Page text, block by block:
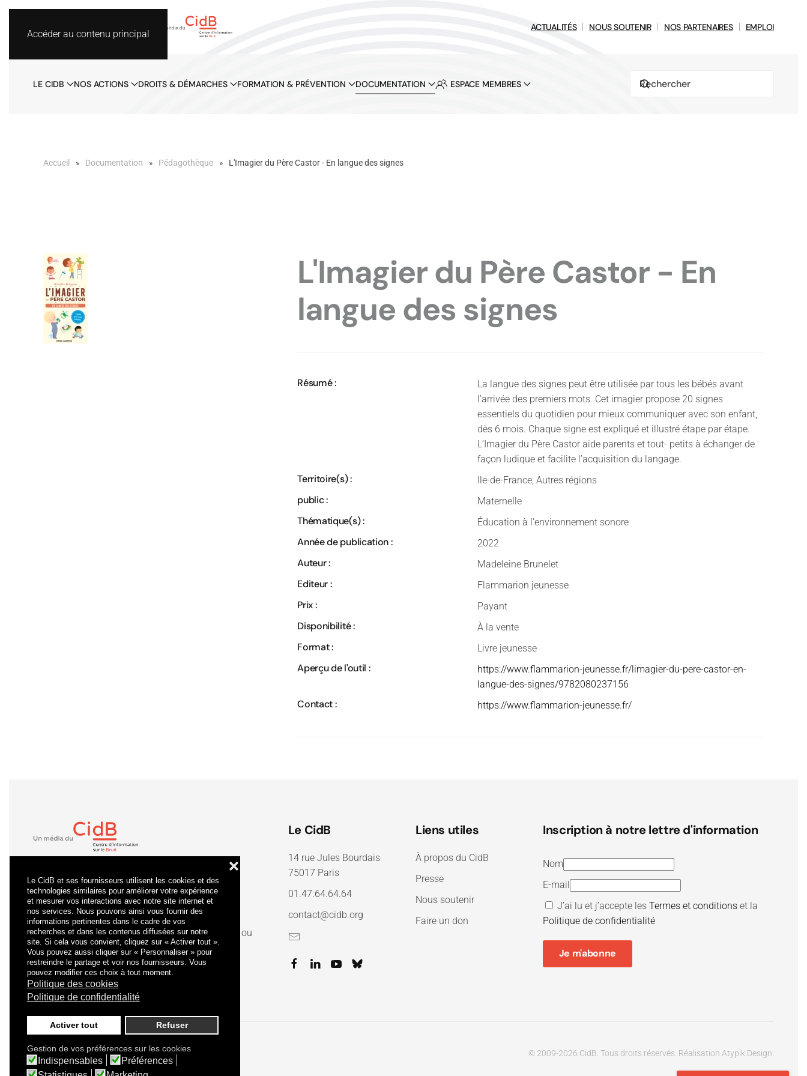
Le CidB et ses fournisseurs utilisent les cookies et des
technologies similaires pour améliorer votre expérience
et mesurer vos interactions avec notre site internet et
nos services. Nous pouvons ainsi vous fournir des
informations pertinentes dans le cadre de vos
recherches et dans les contenus diffusées sur notre
site. Si cela vous convient, cliquez sur « Activer tout ».
Vous pouvez aussi cliquer sur « Personnaliser » pour
restreindre le partage et voir nos fournisseurs. Vous
pouvez modifier ces choix à tout moment.
Politique des cookies
Politique de confidentialité
Activer tout Refuser
❌
Gestion de vos préférences sur les cookies
Indispensables
Préférences
Accéder au contenu principal
ACTUALITÉS NOUS SOUTENIR NOS PARTENAIRES EMPLOI
LE CIDB NOS ACTIONS DROITS & DÉMARCHES FORMATION & PRÉVENTION DOCUMENTATION ESPACE MEMBRES
Accueil Documentation Pédagothèque L'Imagier du Père Castor - En langue des signes
L'Imagier du Père Castor - En
langue des signes
Résumé :
La langue des signes peut être utilisée par tous les bébés avant
l’arrivée des premiers mots. Cet imagier propose 20 signes
essentiels du quotidien pour mieux communiquer avec son enfant,
dès 6 mois. Chaque signe est expliqué et illustré étape par étape.
L’Imagier du Père Castor aide parents et tout- petits à échanger de
façon ludique et facilite l’acquisition du langage.
Territoire(s) : Ile-de-France, Autres régions
public : Maternelle
Thématique(s) : Éducation à l'environnement sonore
Année de publication : 2022
Auteur : Madeleine Brunelet
Editeur : Flammarion jeunesse
Prix : Payant
Disponibilité : À la vente
Format : Livre jeunesse
Aperçu de l'outil :
https://www.flammarion-jeunesse.fr/limagier-du-pere-castor-en-
langue-des-signes/9782080237156
Contact : https://www.flammarion-jeunesse.fr/
Lacertification qualité a été délivrée au titre de la ou
des catégories d'actions suivantes : actions de
formation.
Le CidB
14 rue Jules Bourdais
75017 Paris
01.47.64.64.64
contact@cidb.org
Liens utiles
À propos du CidB
Presse
Nous soutenir
Faire un don
Inscription à notre lettre d'information
Nom
E-mail
J’ai lu et j’accepte lesTermes et conditions et la
Politique de confidentialité
Je m'abonne
Politique de confidentialité Mentions légales © 2009-2026 CidB. Tous droits réservés. Réalisation Atypik Design